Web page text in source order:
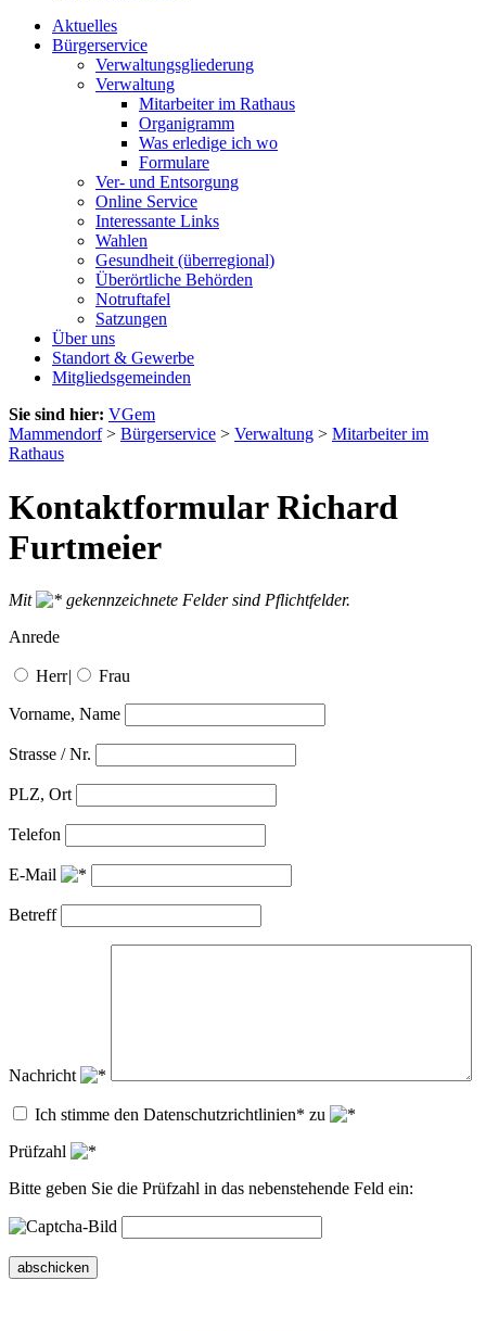
Aktuelles
Bürgerservice
Verwaltungsgliederung
Verwaltung
Mitarbeiter im Rathaus
Organigramm
Was erledige ich wo
Formulare
Ver- und Entsorgung
Online Service
Interessante Links
Wahlen
Gesundheit (überregional)
Überörtliche Behörden
Notruftafel
Satzungen
Über uns
Standort & Gewerbe
Mitgliedsgemeinden
Sie sind hier: VGem
Mammendorf> Bürgerservice > Verwaltung > Mitarbeiter im
Rathaus
Kontaktformular Richard
Furtmeier
Mit
gekennzeichnete Felder sind Pflichtfelder.
Anrede
Herr| Frau
Vorname, Name
Strasse / Nr.
PLZ, Ort
Telefon
E-Mail
Betreff
Nachricht
Ich stimme den Datenschutzrichtlinien* zu
Prüfzahl
Bitte geben Sie die Prüfzahl in das nebenstehende Feld ein:
abschicken